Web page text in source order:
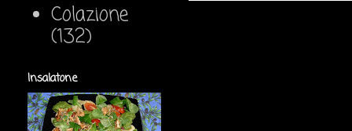
Colazione
(132)
Insalatone